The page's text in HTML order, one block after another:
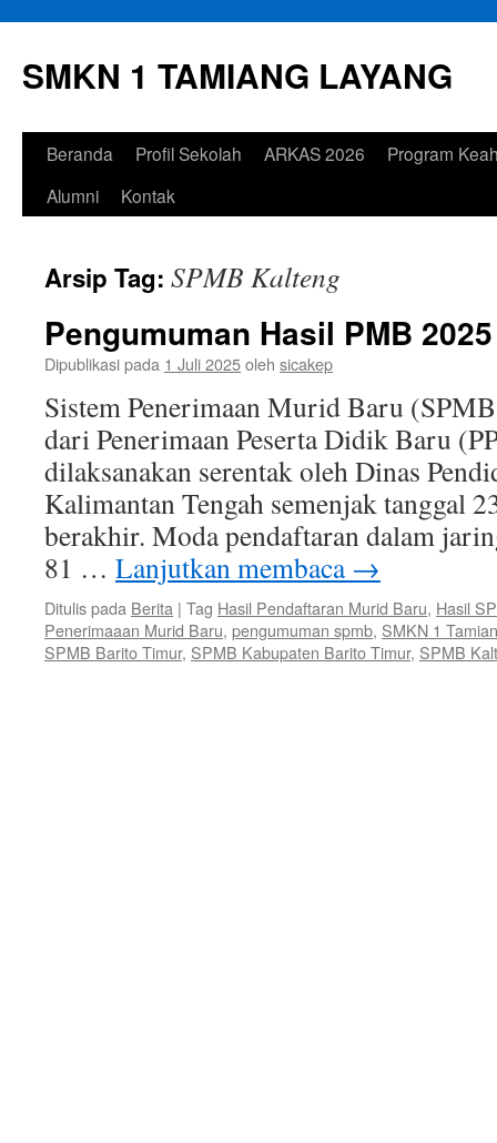
isi
SMKN 1 TAMIANG LAYANG
Beranda Profil Sekolah ARKAS 2026
Program
Alumni
Kontak
Arsip Tag: SPMB Kalteng
Pengumuman Hasil PMB 2025
Dipublikasi pada 1 Juli 2025oleh sicakep
Sistem Penerimaan Murid Baru
dari Penerimaan Peserta Didik Baru
dilaksanakan serentak oleh Dinas
Kalimantan Tengah semenjak tanggal
berakhir. Moda pendaftaran dalam
81 … Lanjutkan membaca →
Ditulis pada Berita | Tag Hasil Pendaftaran Murid Baru, Hasil
Penerimaaan Murid Baru, pengumuman spmb, SMKN 1
SPMB Barito Timur, SPMB Kabupaten Barito Timur, SPMB